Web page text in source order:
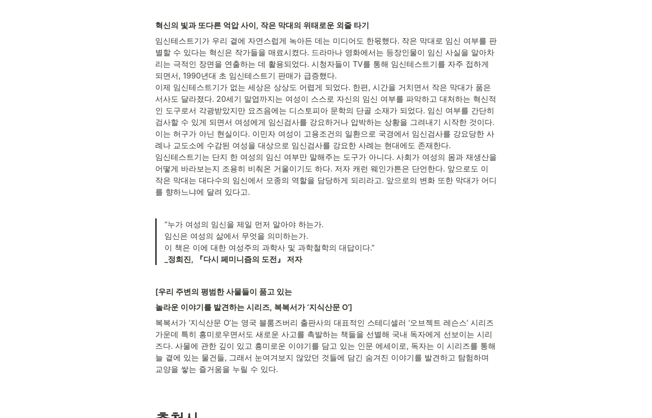
혁신의 빛과 또다른 억압 사이, 작은 막대의 위태로운 외줄 타기
임신테스트기가 우리 곁에 자연스럽게 녹아든 데는 미디어도 한몫했다. 작은 막대로 임신 여부를 판
별할 수 있다는 혁신은 작가들을 매료시켰다. 드라마나 영화에서는 등장인물이 임신 사실을 알아차
리는 극적인 장면을 연출하는 데 활용되었다. 시청자들이 TV를 통해 임신테스트기를 자주 접하게
되면서, 1990년대 초 임신테스트기 판매가 급증했다.
이제 임신테스트기가 없는 세상은 상상도 어렵게 되었다. 한편, 시간을 거치면서 작은 막대가 품은
서사도 달라졌다. 20세기 말엽까지는 여성이 스스로 자신의 임신 여부를 파악하고 대처하는 혁신적
인 도구로서 각광받았지만 요즈음에는 디스토피아 문학의 단골 소재가 되었다. 임신 여부를 간단히
검사할 수 있게 되면서 여성에게 임신검사를 강요하거나 압박하는 상황을 그려내기 시작한 것이다.
이는 허구가 아닌 현실이다. 이민자 여성이 고용조건의 일환으로 국경에서 임신검사를 강요당한 사
례나 교도소에 수감된 여성을 대상으로 임신검사를 강요한 사례는 현대에도 존재한다.
임신테스트기는 단지 한 여성의 임신 여부만 말해주는 도구가 아니다. 사회가 여성의 몸과 재생산을
어떻게 바라보는지 조용히 비춰온 거울이기도 하다. 저자 캐런 웨인가튼은 단언한다. 앞으로도 이
작은 막대는 대다수의 임신에서 모종의 역할을 담당하게 되리라고. 앞으로의 변화 또한 막대가 어디
를 향하느냐에 달려 있다고.
“누가 여성의 임신을 제일 먼저 알아야 하는가.
임신은 여성의 삶에서 무엇을 의미하는가.
_정희진, 『다시 페미니즘의 도전』 저자
[우리 주변의 평범한 사물들이 품고 있는
놀라운 이야기를 발견하는 시리즈, 복복서가 ‘지식산문 O’]
복복서가 ‘지식산문 O’는 영국 블룸즈버리 출판사의 대표적인 스테디셀러 ‘오브젝트 레슨스’ 시리즈
가운데 특히 흥미로우면서도 새로운 사고를 촉발하는 책들을 선별해 국내 독자에게 선보이는 시리
즈다. 사물에 관한 깊이 있고 흥미로운 이야기를 담고 있는 인문 에세이로, 독자는 이 시리즈를 통해
늘 곁에 있는 물건들, 그래서 눈여겨보지 않았던 것들에 담긴 숨겨진 이야기를 발견하고 탐험하며
교양을 쌓는 즐거움을 누릴 수 있다.